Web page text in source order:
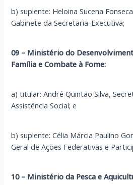
b) suplente: Heloina Sucena
Gabinete da Secretaria-Executiva;
09 – Ministério do
Família e Combate à Fome:
a) titular: André Quintão Silva,
Assistência Social; e
b) suplente: Célia Márcia Paulino
Geral de Ações Federativas e
10 – Ministério da Pesca e